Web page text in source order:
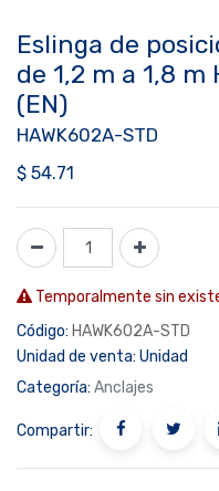
Eslinga de
de 1,2 m a 1,8 m
(EN)
HAWK602A-STD
$ 54.71
Temporalmente sin
Código: HAWK602A-STD
Unidad de venta: Unidad
Categoría: Anclajes
Compartir: